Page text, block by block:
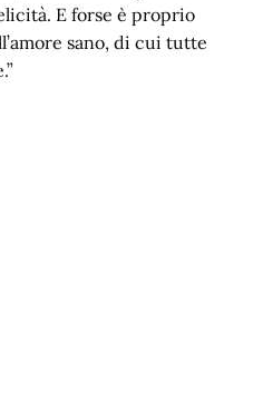
E forse è proprio
sano, di cui tutte